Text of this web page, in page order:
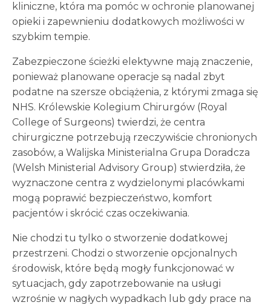
kliniczne, która ma pomóc w ochronie planowanej
opieki i zapewnieniu dodatkowych możliwości w
szybkim tempie.
Zabezpieczone ścieżki elektywne mają znaczenie,
ponieważ planowane operacje są nadal zbyt
podatne na szersze obciążenia, z którymi zmaga się
NHS. Królewskie Kolegium Chirurgów (Royal
College of Surgeons) twierdzi, że centra
chirurgiczne potrzebują rzeczywiście chronionych
zasobów, a Walijska Ministerialna Grupa Doradcza
(Welsh Ministerial Advisory Group) stwierdziła, że
wyznaczone centra z wydzielonymi placówkami
mogą poprawić bezpieczeństwo, komfort
pacjentów i skrócić czas oczekiwania.
Nie chodzi tu tylko o stworzenie dodatkowej
przestrzeni. Chodzi o stworzenie opcjonalnych
środowisk, które będą mogły funkcjonować w
sytuacjach, gdy zapotrzebowanie na usługi
wzrośnie w nagłych wypadkach lub gdy prace na